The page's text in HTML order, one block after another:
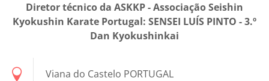
Diretor técnico da ASKKP - Associação Seishin
Kyokushin Karate Portugal: SENSEI LUÍS PINTO - 3.º
Dan Kyokushinkai
Viana do Castelo PORTUGAL